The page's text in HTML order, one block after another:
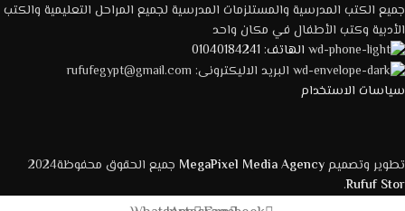
جميع الكتب المدرسية والمستلزمات المدرسية لجميع المراحل التعليمية والكتب
الأدبية وكتب الأطفال في مكان واحد
الهاتف: 01040184241
البريد الاليكترونى: rufufegypt@gmail.com
سياسات الاستخدام
تطوير وتصميمMegaPixel Media Agency جميع الحقوق محفوظة2024
Rufuf Stor
.